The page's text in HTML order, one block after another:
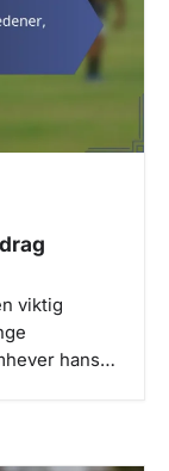
viktig
hans…